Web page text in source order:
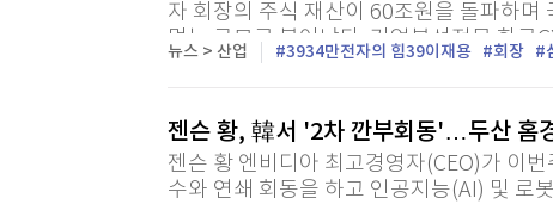
자 회장의 주식 재산이 60조원을 돌파하며
먹는 규모로 불어났다. 기업분석전문 한국
자·삼성물산·삼성생명·삼성SDS·삼성
뉴스 > 산업 3934만전자의 힘39이재용 회장
젠슨 황, 韓서 '2차 깐부회동'…두산 홈
젠슨 황 엔비디아 최고경영자(CEO)가 이
수와 연쇄 회동을 하고 인공지능(AI) 및 로